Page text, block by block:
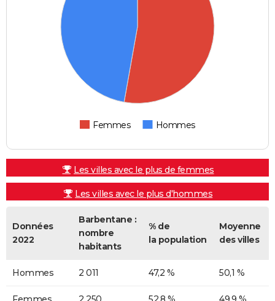
Femmes Hommes
Les villes avec le plus de femmes
Les villes avec le plus d'hommes
Données
2022
Barbentane :
nombre
habitants
% de
la population
Moyenne
des villes
Hommes 2 011 47,2 % 50,1 %